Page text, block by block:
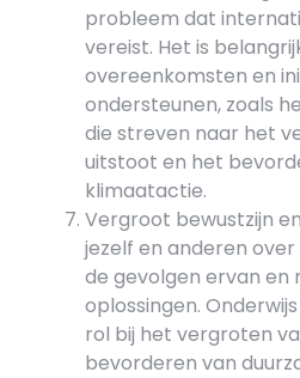
probleem dat
vereist. Het is
overeenkomsten en
ondersteunen, zoals
die streven naar het
uitstoot en het
klimaatactie.
Vergroot bewustzijn
jezelf en anderen
de gevolgen ervan en
oplossingen.
rol bij het vergroten
bevorderen van